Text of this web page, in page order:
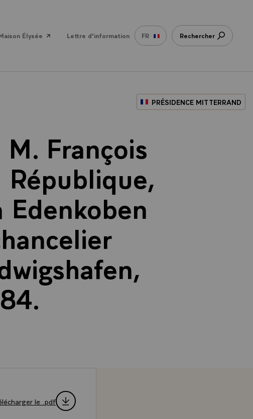
Élysée Lettre d'information FR Rechercher
PRÉSIDENCE MITTERRAND
François
le .pdf